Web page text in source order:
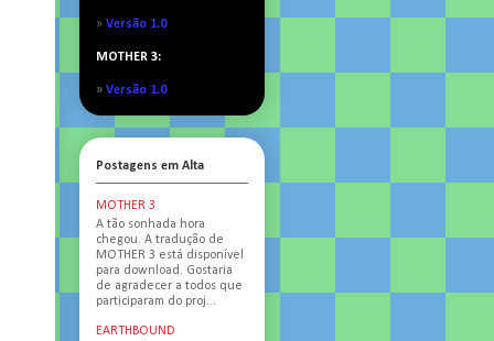
» Versão 1.0
MOTHER 3:
» Versão 1.0
Postagens em Alta
MOTHER 3
A tão sonhada hora
chegou. A tradução de
MOTHER 3 está disponível
para download. Gostaria
de agradecer a todos que
participaram do proj...
EARTHBOUND